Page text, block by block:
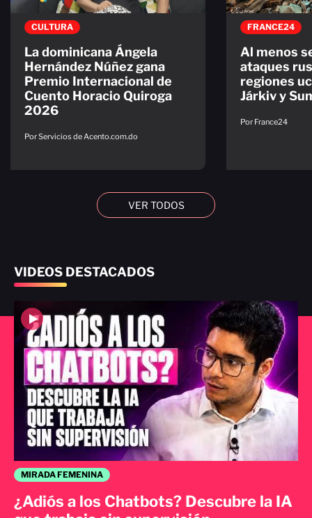
CULTURA
La dominicana Ángela
Hernández Núñez gana
Premio Internacional de
Cuento Horacio Quiroga
2026
Por Servicios de Acento.com.do
FRANCE24
Al menos
ataques
regiones
Járkiv y
Por France24
VER TODOS
VIDEOS DESTACADOS
MIRADA FEMENINA
¿Adiós a los Chatbots? Descubre la IA